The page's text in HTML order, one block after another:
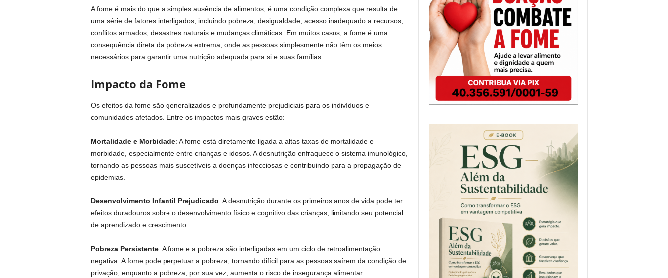
A fome é mais do que a simples ausência de alimentos; é uma condição complexa que resulta de
uma série de fatores interligados, incluindo pobreza, desigualdade, acesso inadequado a recursos,
conflitos armados, desastres naturais e mudanças climáticas. Em muitos casos, a fome é uma
consequência direta da pobreza extrema, onde as pessoas simplesmente não têm os meios
necessários para garantir uma nutrição adequada para si e suas famílias.
Impacto da Fome
Os efeitos da fome são generalizados e profundamente prejudiciais para os indivíduos e
comunidades afetados. Entre os impactos mais graves estão:
Mortalidade e Morbidade: A fome está diretamente ligada a altas taxas de mortalidade e
morbidade, especialmente entre crianças e idosos. A desnutrição enfraquece o sistema imunológico,
tornando as pessoas mais suscetíveis a doenças infecciosas e contribuindo para a propagação de
epidemias.
Desenvolvimento Infantil Prejudicado: A desnutrição durante os primeiros anos de vida pode ter
efeitos duradouros sobre o desenvolvimento físico e cognitivo das crianças, limitando seu potencial
de aprendizado e crescimento.
Pobreza Persistente: A fome e a pobreza são interligadas em um ciclo de retroalimentação
negativa. A fome pode perpetuar a pobreza, tornando difícil para as pessoas saírem da condição de
privação, enquanto a pobreza, por sua vez, aumenta o risco de insegurança alimentar.